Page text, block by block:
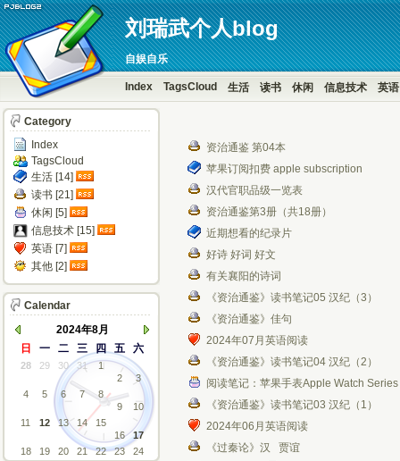
刘瑞武个人blog
自娱自乐
Index TagsCloud 生活 读书 休闲 信息技术 英语
资治通鉴 第04本
苹果订阅扣费 apple subscription
汉代官职品级一览表
资治通鉴第3册（共18册）
近期想看的纪录片
好诗 好词 好文
有关襄阳的诗词
《资治通鉴》读书笔记05 汉纪（3）
《资治通鉴》佳句
2024年07月英语阅读
《资治通鉴》读书笔记04 汉纪（2）
阅读笔记：苹果手表Apple Watch
《资治通鉴》读书笔记03 汉纪（1）
2024年06月英语阅读
《过秦论》汉 贾谊
Category
Index
TagsCloud
生活 [14]
读书 [21]
休闲 [5]
信息技术 [15]
英语 [7]
其他 [2]
Calendar
2024年8月
日
一 二 三 四 五 六
28 29 30 31
1
2
3
4
5 6 7
8
9
10
11
12 13 14
15
16
17
18
19 20 21 22 23
24